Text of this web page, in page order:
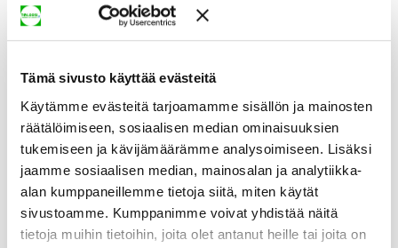
Tämä sivusto käyttää evästeitä
Käytämme evästeitä tarjoamamme sisällön ja mainosten
räätälöimiseen, sosiaalisen median ominaisuuksien
tukemiseen ja kävijämäärämme analysoimiseen. Lisäksi
jaamme sosiaalisen median, mainosalan ja analytiikka-
alan kumppaneillemme tietoja siitä, miten käytät
sivustoamme. Kumppanimme voivat yhdistää näitä
tietoja muihin tietoihin, joita olet antanut heille tai joita on